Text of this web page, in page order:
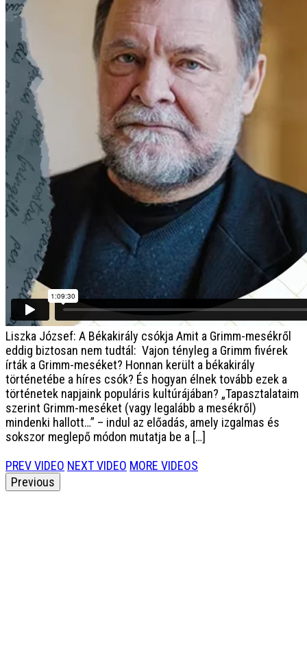
Liszka József: A Békakirály csókja Amit a Grimm-mesékről
eddig biztosan nem tudtál: Vajon tényleg a Grimm fivérek
írták a Grimm-meséket? Honnan került a békakirály
történetébe a híres csók? És hogyan élnek tovább ezek a
történetek napjaink populáris kultúrájában? „Tapasztalataim
szerint Grimm-meséket (vagy legalább a mesékről)
mindenki hallott…” – indul az előadás, amely izgalmas és
sokszor meglepő módon mutatja be a […]
PREV VIDEO NEXT VIDEO MORE VIDEOS
Previous